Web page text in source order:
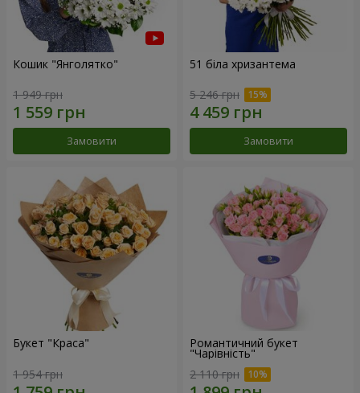
Кошик "Янголятко"
1 949 грн
Замовити
51 біла хризантема
5 246 грн
Замовити
Букет "Краса"
1 954 грн
Романтичний букет
"Чарівність"
2 110 грн